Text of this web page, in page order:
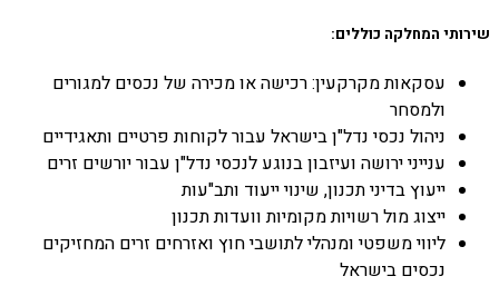
שירותי המחלקה כוללים:
עסקאות מקרקעין: רכישה או מכירה של נכסים למגורים
ולמסחר
ניהול נכסי נדל"ן בישראל עבור לקוחות פרטיים ותאגידיים
ענייני ירושה ועיזבון בנוגע לנכסי נדל"ן עבור יורשים זרים
ייעוץ בדיני תכנון, שינוי ייעוד ותב"עות
ייצוג מול רשויות מקומיות וועדות תכנון
ליווי משפטי ומנהלי לתושבי חוץ ואזרחים זרים המחזיקים
נכסים בישראל